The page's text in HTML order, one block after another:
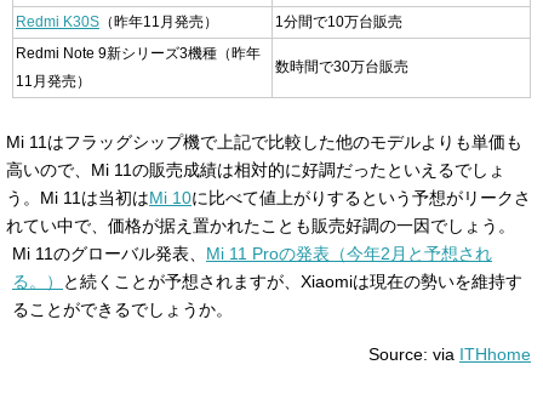
Redmi K30S （昨年11月発売）
1分間で10万台販売
Redmi Note 9新シリーズ3機種（昨年
11月発売）
数時間で30万台販売
Mi 11はフラッグシップ機で上記で比較した他のモデルよりも単価も
高いので、Mi 11の販売成績は相対的に好調だったといえるでしょ
う。Mi 11は当初はMi 10に比べて値上がりするという予想がリークさ
れてい中で、価格が据え置かれたことも販売好調の一因でしょう。
Mi 11のグローバル発表、 Mi 11 Proの発表（今年2月と予想され
る。）
と続くことが予想されますが、Xiaomiは現在の勢いを維持す
ることができるでしょうか。
Source: via ITHhome